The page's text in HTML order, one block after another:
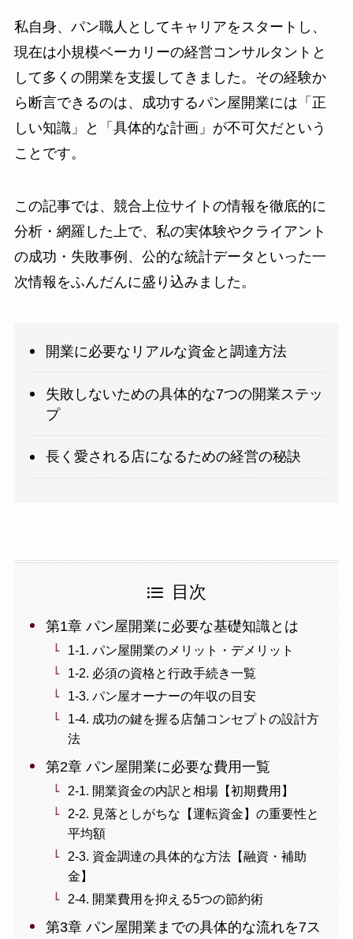
私自身、パン職人としてキャリアをスタートし、
現在は小規模ベーカリーの経営コンサルタントと
して多くの開業を支援してきました。その経験か
ら断言できるのは、成功するパン屋開業には「正
しい知識」と「具体的な計画」が不可欠だという
ことです。
この記事では、競合上位サイトの情報を徹底的に
分析・網羅した上で、私の実体験やクライアント
の成功・失敗事例、公的な統計データといった一
次情報をふんだんに盛り込みました。
開業に必要なリアルな資金と調達方法
失敗しないための具体的な7つの開業ステッ
プ
長く愛される店になるための経営の秘訣
目次
第1章 パン屋開業に必要な基礎知識とは
1-1. パン屋開業のメリット・デメリット
1-2. 必須の資格と行政手続き一覧
1-3. パン屋オーナーの年収の目安
1-4. 成功の鍵を握る店舗コンセプトの設計方
法
第2章 パン屋開業に必要な費用一覧
2-1. 開業資金の内訳と相場【初期費用】
2-2. 見落としがちな【運転資金】の重要性と
平均額
2-3. 資金調達の具体的な方法【融資・補助
金】
2-4. 開業費用を抑える5つの節約術
第3章 パン屋開業までの具体的な流れを7ス